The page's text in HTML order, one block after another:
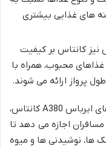
های غذایی بیشتری
نیز کانتاس بر کیفیت
غذاهای محبوب، همراه با
پرواز ارائه می شوند.
یکی از امکانات منحصر به فرد در هواپیماهای ایرباس A380 کانتاس،
اجازه می دهد تا
ها، نوشیدنی ها و میوه